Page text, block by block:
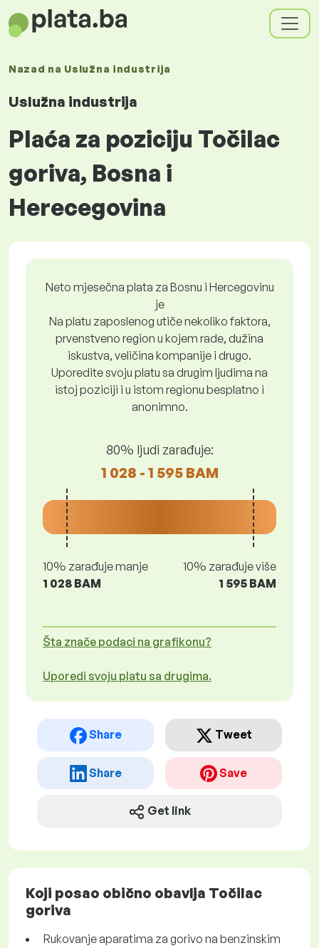
Nazad na Uslužna industrija
Uslužna industrija
Plaća za poziciju Točilac
goriva, Bosna i
Herecegovina
Neto mjesečna plata za Bosnu i Hercegovinu
je
Na platu zaposlenog utiče nekoliko faktora,
prvenstveno region u kojem rade, dužina
iskustva, veličina kompanije i drugo.
Uporedite svoju platu sa drugim ljudima na
istoj poziciji i u istom regionu besplatno i
anonimno.
80% ljudi zarađuje:
1 028 - 1 595 BAM
10% zarađuje manje
1 028 BAM
10% zarađuje više
1 595 BAM
Šta znače podaci na grafikonu?
Uporedi svoju platu sa drugima.
Share Tweet
Share Save
Get link
Koji posao obično obavlja Točilac
goriva
Rukovanje aparatima za gorivo na benzinskim